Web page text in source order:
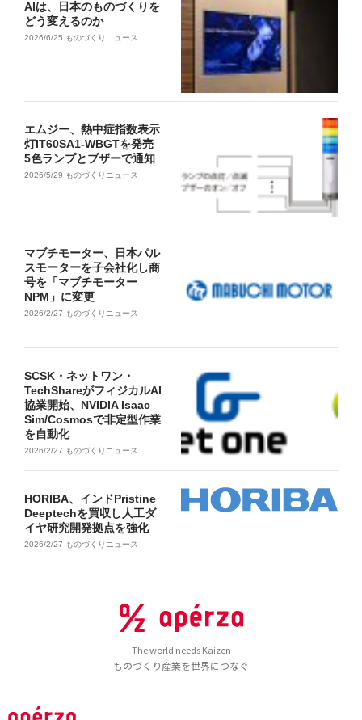
AIは、日本のものづくりを
どう変えるのか
2026/6/25 ものづくりニュース
エムジー、熱中症指数表示
灯IT60SA1-WBGTを発売
5色ランプとブザーで通知
2026/5/29 ものづくりニュース
マブチモーター、日本パル
スモーターを子会社化し商
号を「マブチモーター
NPM」に変更
2026/2/27 ものづくりニュース
SCSK・ネットワン・
TechShareがフィジカルAI
協業開始、NVIDIA Isaac
Sim/Cosmosで非定型作業
を自動化
2026/2/27 ものづくりニュース
HORIBA、インドPristine
Deeptechを買収し人工ダ
イヤ研究開発拠点を強化
2026/2/27 ものづくりニュース
The world needs Kaizen
ものづくり産業を世界につなぐ